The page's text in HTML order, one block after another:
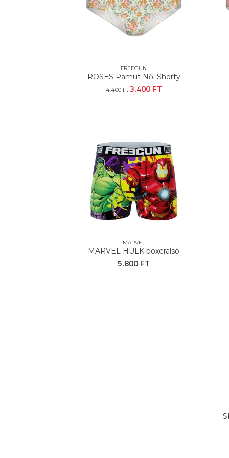
FREEGUN
ROSES Pamut Női Shorty
4.400 Ft3.400 FT
MARVEL
MARVEL HULK boxeralsó
5.800 FT